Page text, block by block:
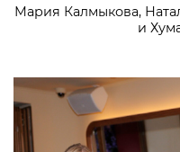
Мария Калмыкова,
и